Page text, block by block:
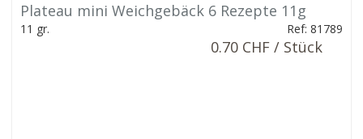
Plateau mini Weichgebäck 6 Rezepte 11g
11 gr. Ref: 81789
0.70 CHF / Stück